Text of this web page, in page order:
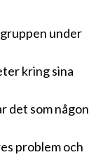
under
kring sina
det som någon
problem och